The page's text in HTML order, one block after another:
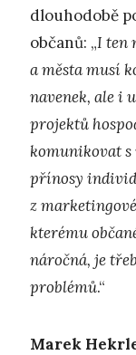
dlouhodobě
občanů: „I ten
a města musí
navenek, ale i
projektů
komunikovat
přínosy
z
kterému
náročná, je
problémů.“
Marek